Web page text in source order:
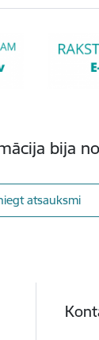
bija
atsauksmi